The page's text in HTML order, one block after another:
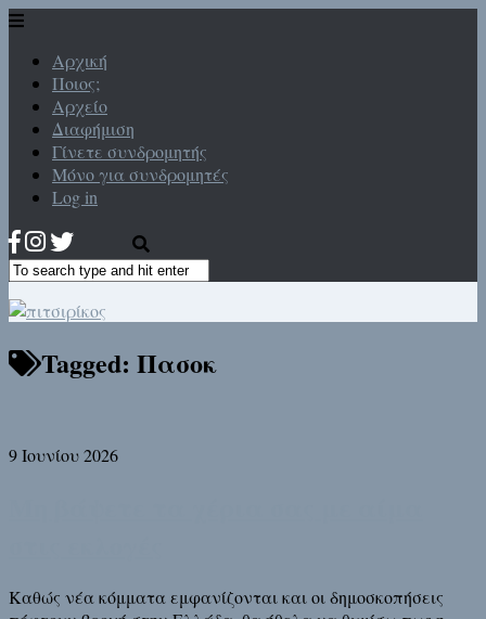
Αρχική
Ποιος;
Αρχείο
Διαφήμιση
Γίνετε συνδρομητής
Μόνο για συνδρομητές
Log in
Tagged: Πασοκ
9 Ιουνίου 2026
Καθώς νέα κόμματα εμφανίζονται και οι δημοσκοπήσεις